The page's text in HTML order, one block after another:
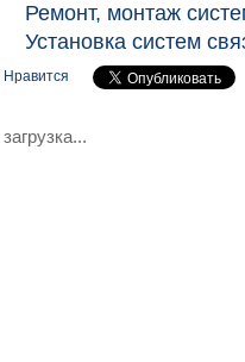
Ремонт, монтаж
Установка систем
Нравится
загрузка...